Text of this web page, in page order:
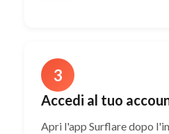
3
Accedi al tuo
Apri l'app Surflare dopo